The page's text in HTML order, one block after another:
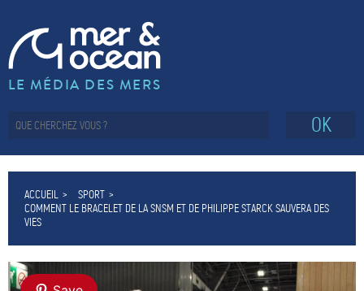
LE MÉDIA DES MERS
OK
ACCUEIL
SPORT
COMMENT LE BRACELET DE LA SNSM ET DE PHILIPPE STARCK SAUVERA DES
VIES